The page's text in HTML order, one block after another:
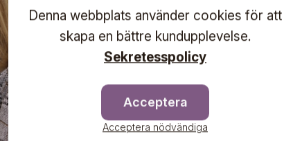
Prenumerera på vårt
de senaste
erbjudanden,
information om
direkt till din inkorg!
Denna webbplats använder cookies för att
skapa en bättre kundupplevelse.
Sekretesspolicy
Acceptera
Acceptera nödvändiga